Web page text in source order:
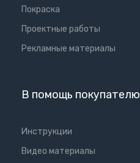
Покраска
Проектные работы
Рекламные материалы
В помощь покупателю
Инструкции
Видео материалы